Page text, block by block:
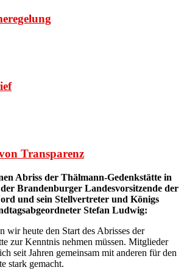
Transparenz
Abriss der Thälmann-Gedenkstätte in
Brandenburger Landesvorsitzende der
und sein Stellvertreter und Königs
Stefan Ludwig:
wir heute den Start des Abrisses der
zur Kenntnis nehmen müssen. Mitglieder
seit Jahren gemeinsam mit anderen für den
stark gemacht.